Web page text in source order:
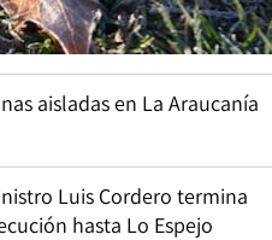
aisladas en La Araucanía
Luis Cordero termina
hasta Lo Espejo